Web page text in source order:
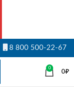
8 800 500-22-67
0
0₽